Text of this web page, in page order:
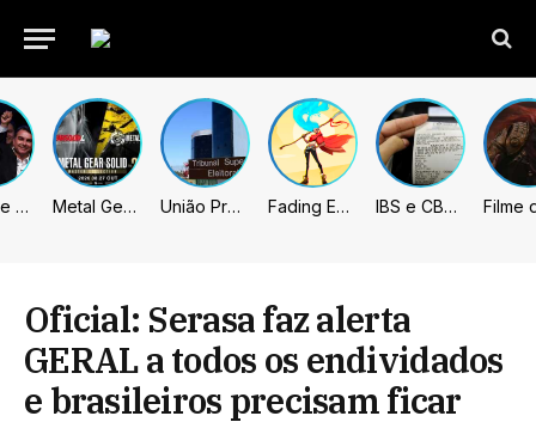
Michelle celebra vice de Flávio: “Que chapa possa ser vitoriosa” Metal Gear Solid: Master Collection 2 terá legendas e menus em portugues União Progressista e PL terão mais tempo de propaganda eleitoral Fading Echo – Review IBS e CBS necessitarão constar nas notas fiscais com início desta 2ª. Entenda
Oficial: Serasa faz alerta
GERAL a todos os endividados
e brasileiros precisam ficar